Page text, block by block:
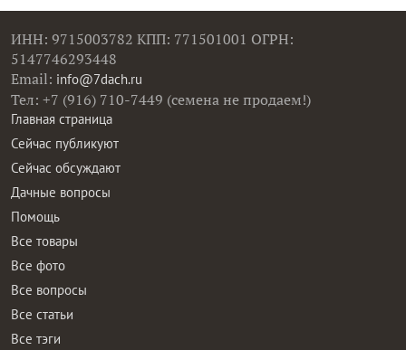
ИНН: 9715003782 КПП: 771501001 ОГРН:
5147746293448
Email: info@7dach.ru
Тел: +7 (916) 710-7449 (семена не продаем!)
Главная страница
Сейчас публикуют
Сейчас обсуждают
Дачные вопросы
Помощь
Все товары
Все фото
Все вопросы
Все статьи
Все тэги